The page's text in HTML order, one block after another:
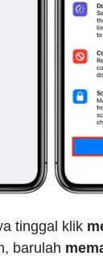
tinggal klik
barulah